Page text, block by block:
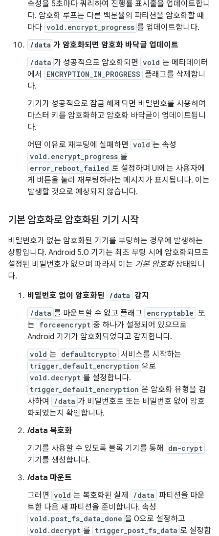
속성을 5초마다 쿼리하여 진행률 표시줄을 업데이트합니
다. 암호화 루프는 다른 백분율의 파티션을 암호화할 때
마다 vold.encrypt_progress 를 업데이트합니다.
/data 가 암호화되면 암호화 바닥글 업데이트
/data 가 성공적으로 암호화되면 vold 는 메타데이터
에서
ENCRYPTION_IN_PROGRESS 플래그를 삭제합니
다.
기기가 성공적으로 잠금 해제되면 비밀번호를 사용하여
마스터 키를 암호화하고 암호화 바닥글이 업데이트됩니
다.
어떤 이유로 재부팅에 실패하면 vold 는 속성
vold.encrypt_progress 를
error_reboot_failed 로 설정하며 UI에는 사용자에
게 버튼을 눌러 재부팅하라는 메시지가 표시됩니다. 이는
발생할 것으로 예상되지 않습니다.
기본 암호화로 암호화된 기기 시작
비밀번호가 없는 암호화된 기기를 부팅하는 경우에 발생하는
상황입니다. Android 5.0 기기는 최초 부팅 시에 암호화되므로
설정된 비밀번호가 없으며 따라서 이는 기본 암호화상태입니
다.
비밀번호 없이 암호화된 /data 감지
/data 를 마운트할 수 없고 플래그 encryptable 또
는 forceencrypt 중 하나가 설정되어 있으므로
Android 기기가 암호화되었다고 감지합니다.
vold 는 defaultcrypto 서비스를 시작하는
trigger_default_encryption 으로
vold.decrypt 를 설정합니다.
trigger_default_encryption 은 암호화 유형을 검
사하여
/data 가 비밀번호로 또는 비밀번호 없이 암호
화되었는지 확인합니다.
/data 복호화
기기를 사용할 수 있도록 블록 기기를 통해
dm-crypt
기기를 생성합니다.
/data 마운트
그러면 vold 는 복호화된 실제 /data 파티션을 마운
트한 다음 새 파티션을 준비합니다. 속성
vold.post_fs_data_done 을 0으로 설정하고
vold.decrypt 를 trigger_post_fs_data 로 설정합